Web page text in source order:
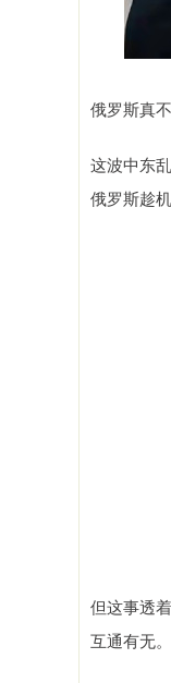
俄罗斯真
这波中东
俄罗斯趁
但这事透
互通有无。